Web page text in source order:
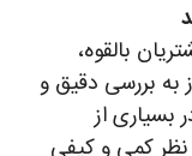
بالقوه،
به بررسی دقیق و
بسیاری از